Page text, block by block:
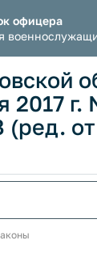
офицера
2017 г.
(ред. от